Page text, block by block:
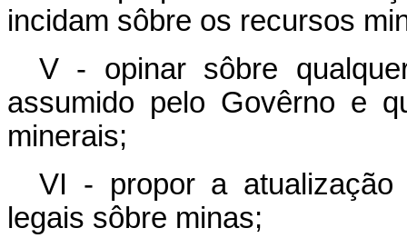
incidam sôbre os recursos
V - opinar sôbre
assumido pelo Govêrno e
minerais;
VI - propor a atualização
legais sôbre minas;